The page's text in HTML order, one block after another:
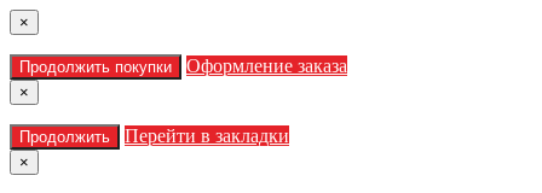
×
Продолжить покупки Оформление заказа
×
Продолжить Перейти в закладки
×